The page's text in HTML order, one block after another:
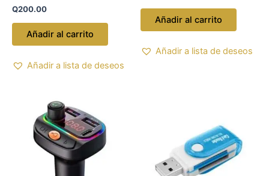
Q200.00
Añadir al carrito
Añadir a lista de deseos
Añadir al carrito
Añadir a lista de deseos